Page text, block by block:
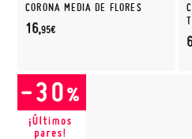
CORONA MEDIA DE FLORES
16,95€